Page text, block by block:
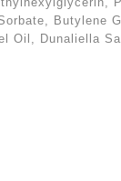
Butylene
Oil, Dunaliella